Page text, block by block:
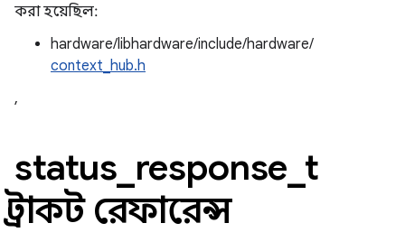
করা হয়েছিল:
hardware/libhardware/include/hardware/
context_hub.h
,
status response t
স্ট্রাকট রেফারেন্স